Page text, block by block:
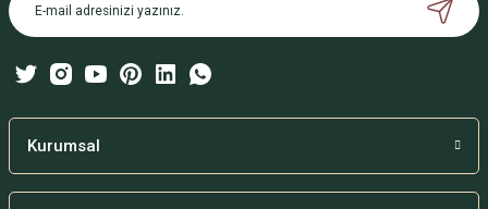
Ürün bilgilerinde hatalar bulunuyor.
Bu ürüne benzer farklı alternatifler olmalı.
Kurumsal